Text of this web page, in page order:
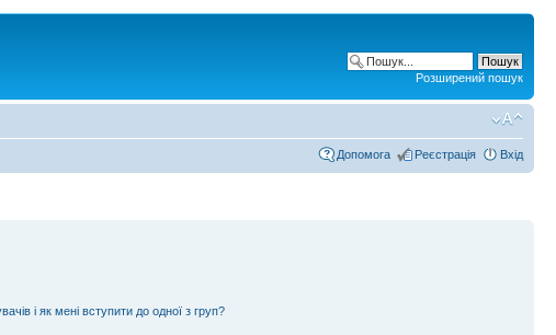
Розширений пошук
Допомога Реєстрація Вхід
і як мені вступити до одної з груп?